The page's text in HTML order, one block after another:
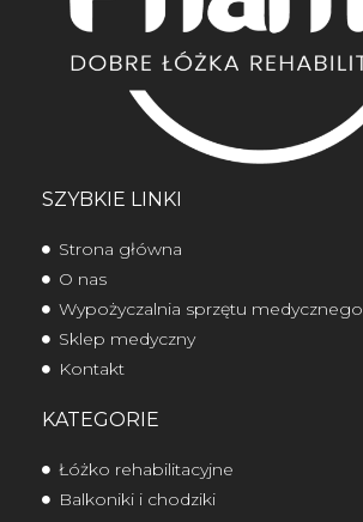
SZYBKIE LINKI
Strona główna
O nas
Wypożyczalnia sprzętu medycznego
Sklep medyczny
Kontakt
KATEGORIE
Łóżko rehabilitacyjne
Balkoniki i chodziki